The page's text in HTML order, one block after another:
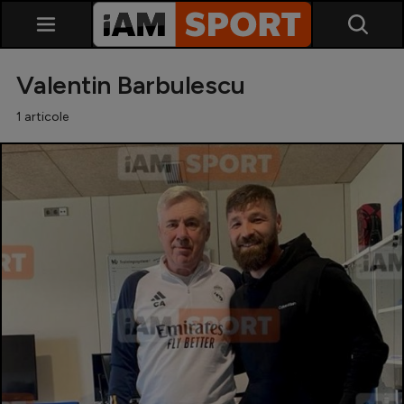
SuperLiga
Liga 2
Cupa României
Echipa Națională
U21
Valentin Barbulescu
1 articole